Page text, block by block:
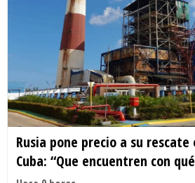
Rusia pone precio a su
Cuba: “Que encuentren con